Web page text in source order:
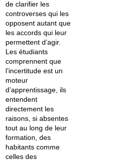
de clarifier les
controverses qui les
opposent autant que
les accords qui leur
permettent d’agir.
Les étudiants
comprennent que
l’incertitude est un
moteur
d’apprentissage, ils
entendent
directement les
raisons, si absentes
tout au long de leur
formation, des
habitants comme
celles des